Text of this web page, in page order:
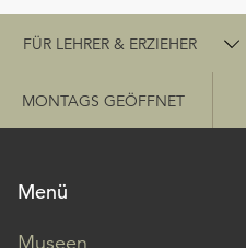
Schnellzugriff
FÜR LEHRER & ERZIEHER
MONTAGS GEÖFFNET
Menü
Museen